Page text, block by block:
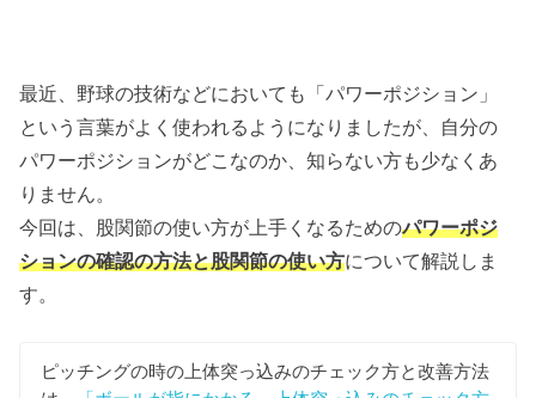
最近、野球の技術などにおいても「パワーポジション」
という言葉がよく使われるようになりましたが、自分の
パワーポジションがどこなのか、知らない方も少なくあ
りません。
今回は、股関節の使い方が上手くなるためのパワーポジ
ションの確認の方法と股関節の使い方について解説しま
す。
ピッチングの時の上体突っ込みのチェック方と改善方法